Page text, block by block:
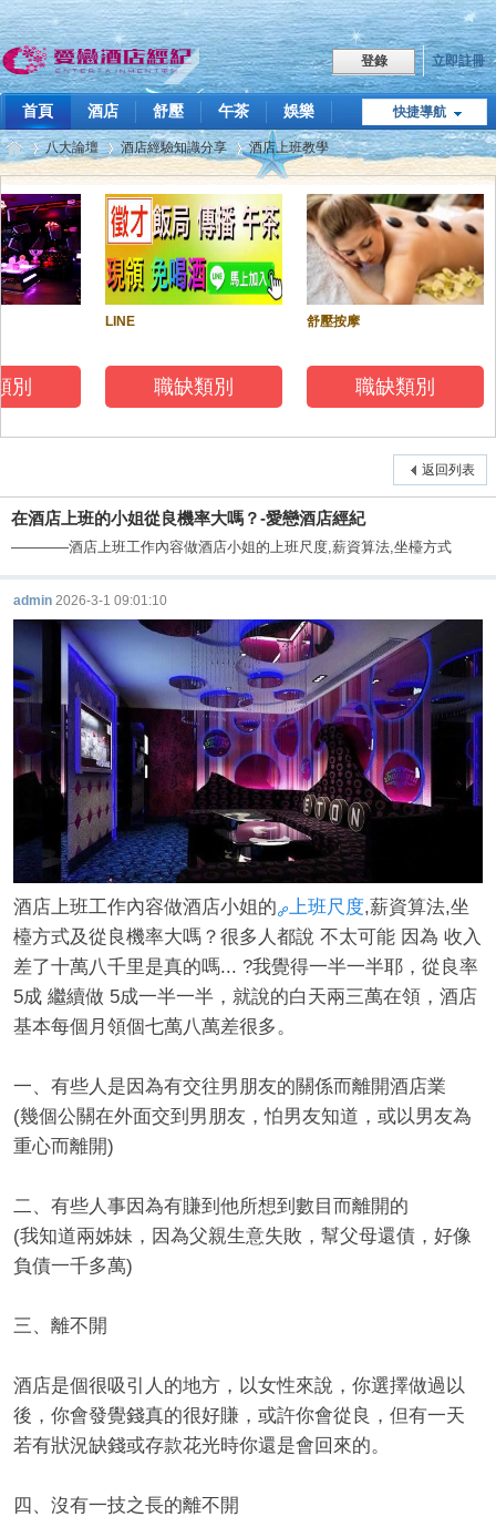
登錄 立即註冊
快捷導航
首頁 酒店 舒壓 午茶
娛樂
職缺
點我LINE 飯局傳播 技巧教學 關於我們
愛
酒
店
經
八大論壇 酒店經驗知識分享
›
酒店上班教學
別
LINE
職缺類別
舒壓按摩
職缺類別
返回列表
在酒店上班的小姐從良機率大嗎？-愛戀酒店經紀
————酒店上班工作內容做酒店小姐的上班尺度,薪資算法,坐檯方式
admin 2026-3-1 09:01:10
酒店上班工作內容做酒店小姐的 上班尺度,薪資算法,坐
檯方式及從良機率大嗎？很多人都說 不太可能 因為 收入
差了十萬八千里是真的嗎... ?我覺得一半一半耶，從良率
5成 繼續做 5成一半一半，就說的白天兩三萬在領，酒店
基本每個月領個七萬八萬差很多。
一、有些人是因為有交往男朋友的關係而離開酒店業
(幾個公關在外面交到男朋友，怕男友知道，或以男友為
重心而離開)
二、有些人事因為有賺到他所想到數目而離開的
(我知道兩姊妹，因為父親生意失敗，幫父母還債，好像
負債一千多萬)
三、離不開
酒店是個很吸引人的地方，以女性來說，你選擇做過以
後，你會發覺錢真的很好賺，或許你會從良，但有一天
若有狀況缺錢或存款花光時你還是會回來的。
四、沒有一技之長的離不開